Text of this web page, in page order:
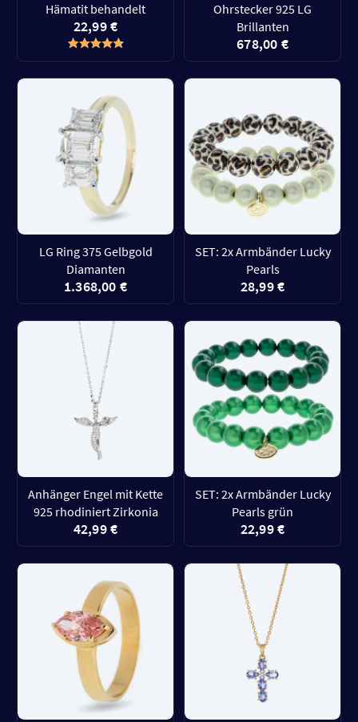
Hämatit behandelt
22,99 €
Ohrstecker 925 LG
Brillanten
678,00 €
LG Ring 375 Gelbgold
Diamanten
1.368,00 €
SET: 2x Armbänder Lucky
Pearls
28,99 €
Anhänger Engel mit Kette
925 rhodiniert Zirkonia
42,99 €
SET: 2x Armbänder Lucky
Pearls grün
22,99 €